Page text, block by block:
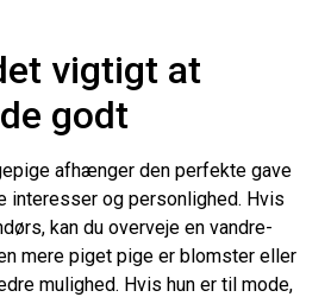
vigtigt at
godt
afhænger den perfekte gave
interesser og personlighed. Hvis
kan du overveje en vandre-
mere piget pige er blomster eller
mulighed. Hvis hun er til mode,